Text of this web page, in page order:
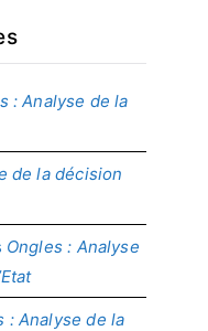
: Analyse de la
de la décision
Ongles : Analyse
: Analyse de la